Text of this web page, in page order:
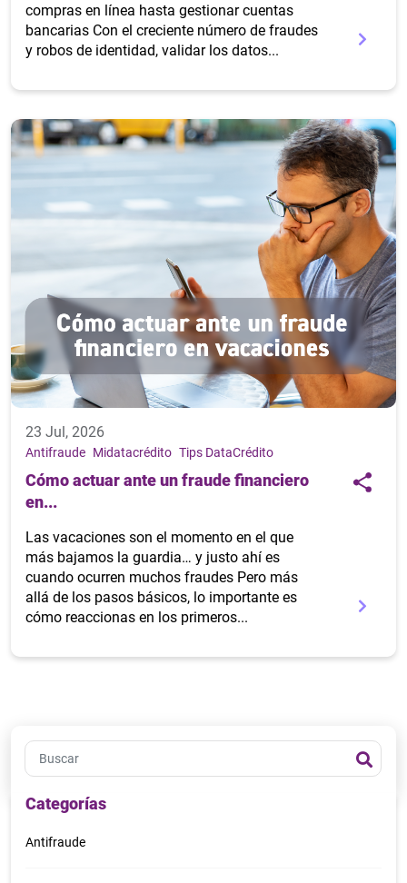
compras en línea hasta gestionar cuentas
bancarias Con el creciente número de fraudes
y robos de identidad, validar los datos...
23 Jul, 2026
Antifraude Midatacrédito Tips DataCrédito
Cómo actuar ante un fraude financiero
en...
Las vacaciones son el momento en el que
más bajamos la guardia… y justo ahí es
cuando ocurren muchos fraudes Pero más
allá de los pasos básicos, lo importante es
cómo reaccionas en los primeros...
Categorías
Antifraude